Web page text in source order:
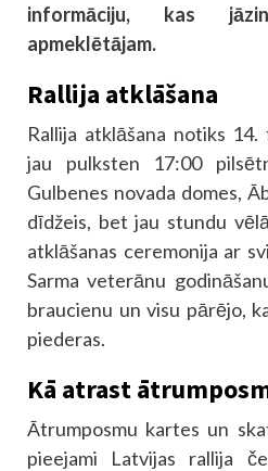
informāciju, kas
apmeklētājam.
Rallija atklāšana
Rallija atklāšana notiks
jau pulksten 17:00
Gulbenes novada domes,
dīdžeis, bet jau stundu
atklāšanas ceremonija ar
Sarma veterānu
braucienu un visu pārējo,
piederas.
Kā atrast
Ātrumposmu kartes un
pieejami Latvijas rallija